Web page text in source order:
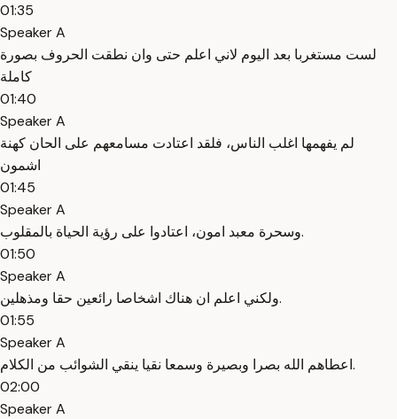
01:35
Speaker A
لست مستغربا بعد اليوم لاني اعلم حتى وان نطقت الحروف بصورة
كاملة
01:40
Speaker A
لم يفهمها اغلب الناس، فلقد اعتادت مسامعهم على الحان كهنة
اشمون
01:45
Speaker A
وسحرة معبد امون، اعتادوا على رؤية الحياة بالمقلوب.
01:50
Speaker A
ولكني اعلم ان هناك اشخاصا رائعين حقا ومذهلين.
01:55
Speaker A
اعطاهم الله بصرا وبصيرة وسمعا نقيا ينقي الشوائب من الكلام.
02:00
Speaker A